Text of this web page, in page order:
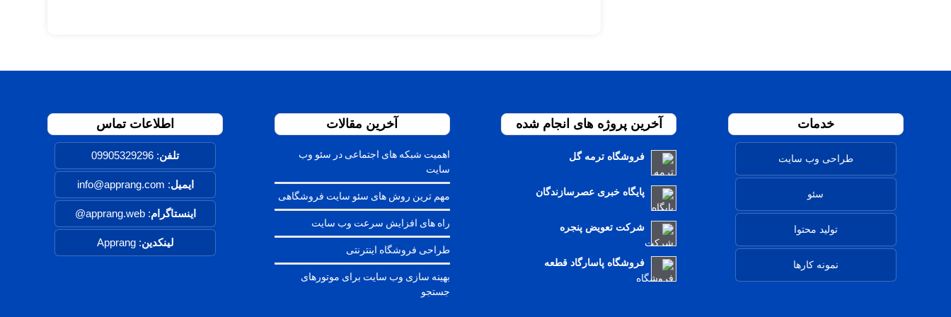
خدمات
طراحی وب سایت
سئو
تولید محتوا
نمونه کارها
آخرین پروژه های انجام شده
فروشگاه ترمه گل
پایگاه خبری عصرسازندگان
شرکت تعویض پنجره
فروشگاه پاسارگاد قطعه
آخرین مقالات
اهمیت شبکه های اجتماعی در سئو وب
سایت
مهم ترین روش های سئو سایت فروشگاهی
راه های افزایش سرعت وب سایت
طراحی فروشگاه اینترنتی
بهینه سازی وب سایت برای موتورهای
جستجو
اطلاعات تماس
تلفن:
09905329296
ایمیل: info@apprang.com
اینستاگرام:
apprang.web@
لینکدین:
Apprang